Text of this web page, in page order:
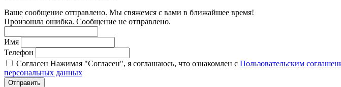
Ваше сообщение отправлено. Мы свяжемся с вами в ближайшее время!
Произошла ошибка. Сообщение не отправлено.
Имя
Телефон
Согласен Нажимая "Согласен", я соглашаюсь, что ознакомлен с Пользовательским
персональных данных
Отправить